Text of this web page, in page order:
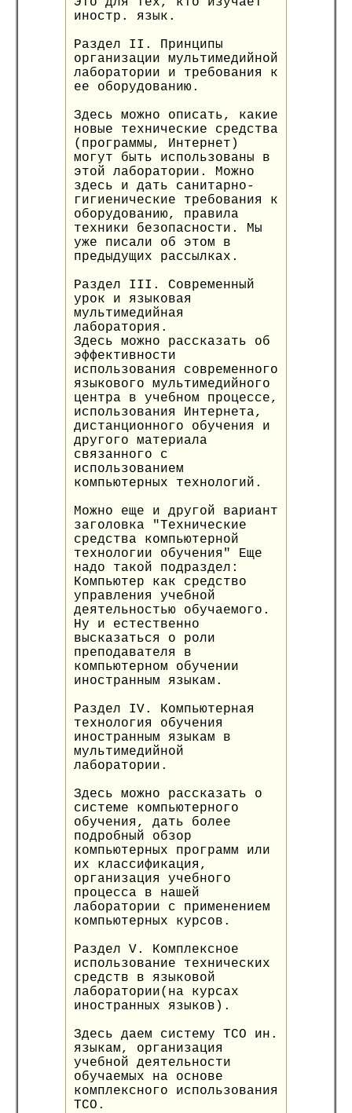
иностр. язык.
Раздел II. Принципы
организации мультимедийной
лаборатории и требования к
ее оборудованию.
Здесь можно описать, какие
новые технические средства
(программы, Интернет)
могут быть использованы в
этой лаборатории. Можно
здесь и дать санитарно-
гигиенические требования к
оборудованию, правила
техники безопасности. Мы
уже писали об этом в
предыдущих рассылках.
Раздел III. Современный
урок и языковая
мультимедийная
лаборатория.
Здесь можно рассказать об
эффективности
использования современного
языкового мультимедийного
центра в учебном процессе,
использования Интернета,
дистанционного обучения и
другого материала
связанного с
использованием
компьютерных технологий.
Можно еще и другой вариант
заголовка "Технические
средства компьютерной
технологии обучения" Еще
надо такой подраздел:
Компьютер как средство
управления учебной
деятельностью обучаемого.
Ну и естественно
высказаться о роли
преподавателя в
компьютерном обучении
иностранным языкам.
Раздел IV. Компьютерная
технология обучения
иностранным языкам в
мультимедийной
лаборатории.
Здесь можно рассказать о
системе компьютерного
обучения, дать более
подробный обзор
компьютерных программ или
их классификация,
организация учебного
процесса в нашей
лаборатории с применением
компьютерных курсов.
Раздел V. Комплексное
использование технических
средств в языковой
лаборатории(на курсах
иностранных языков).
Здесь даем систему ТСО ин.
языкам, организация
учебной деятельности
обучаемых на основе
комплексного использования
ТСО.